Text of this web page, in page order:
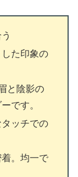
た印象の
と陰影の
です。
ッチでの
。均一で